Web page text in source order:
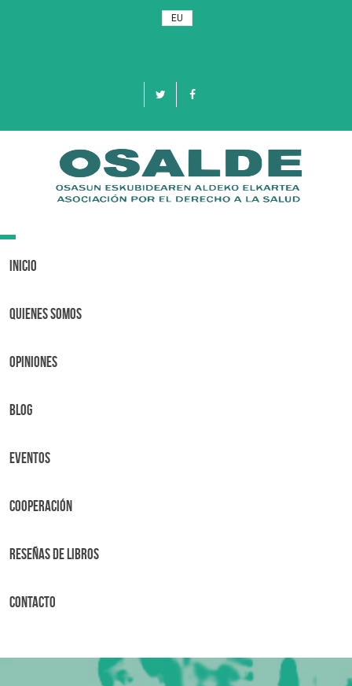
EU
Toggle
Inicio
Quienes Somos
OPINIONES
BLOG
Eventos
Cooperación
Reseñas de libros
Contacto